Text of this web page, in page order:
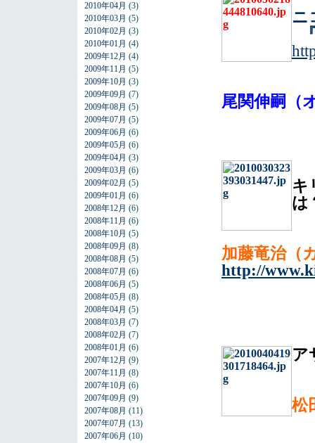
2010年04月 (3)
2010年03月 (5)
2010年02月 (3)
2010年01月 (4)
2009年12月 (4)
2009年11月 (5)
2009年10月 (3)
2009年09月 (7)
2009年08月 (5)
2009年07月 (5)
2009年06月 (6)
2009年05月 (6)
2009年04月 (3)
2009年03月 (6)
2009年02月 (5)
2009年01月 (6)
2008年12月 (6)
2008年11月 (6)
2008年10月 (5)
2008年09月 (8)
2008年08月 (5)
2008年07月 (6)
2008年06月 (5)
2008年05月 (8)
2008年04月 (5)
2008年03月 (7)
2008年02月 (7)
2008年01月 (6)
2007年12月 (9)
2007年11月 (8)
2007年10月 (6)
2007年09月 (9)
2007年08月 (11)
2007年07月 (13)
2007年06月 (10)
ニ
尾関伸嗣（
キ
は
加藤竜治（
http://
ア
松